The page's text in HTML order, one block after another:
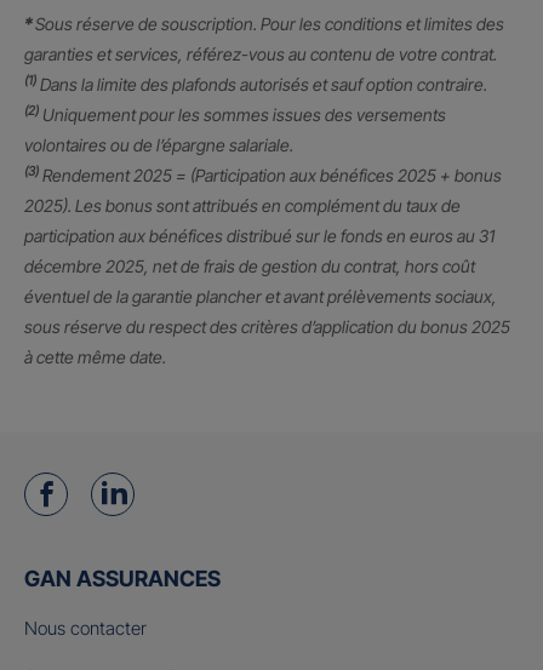
*Sous réserve de souscription. Pour les conditions et limites des
garanties et services, référez-vous au contenu de votre contrat.
(1) Dans la limite des plafonds autorisés et sauf option contraire.
(2) Uniquement pour les sommes issues des versements
volontaires ou de l’épargne salariale.
(3) Rendement 2025 = (Participation aux bénéfices 2025 + bonus
2025). Les bonus sont attribués en complément du taux de
participation aux bénéfices distribué sur le fonds en euros au 31
décembre 2025, net de frais de gestion du contrat, hors coût
éventuel de la garantie plancher et avant prélèvements sociaux,
sous réserve du respect des critères d’application du bonus 2025
à cette même date.
GAN ASSURANCES
Nous contacter